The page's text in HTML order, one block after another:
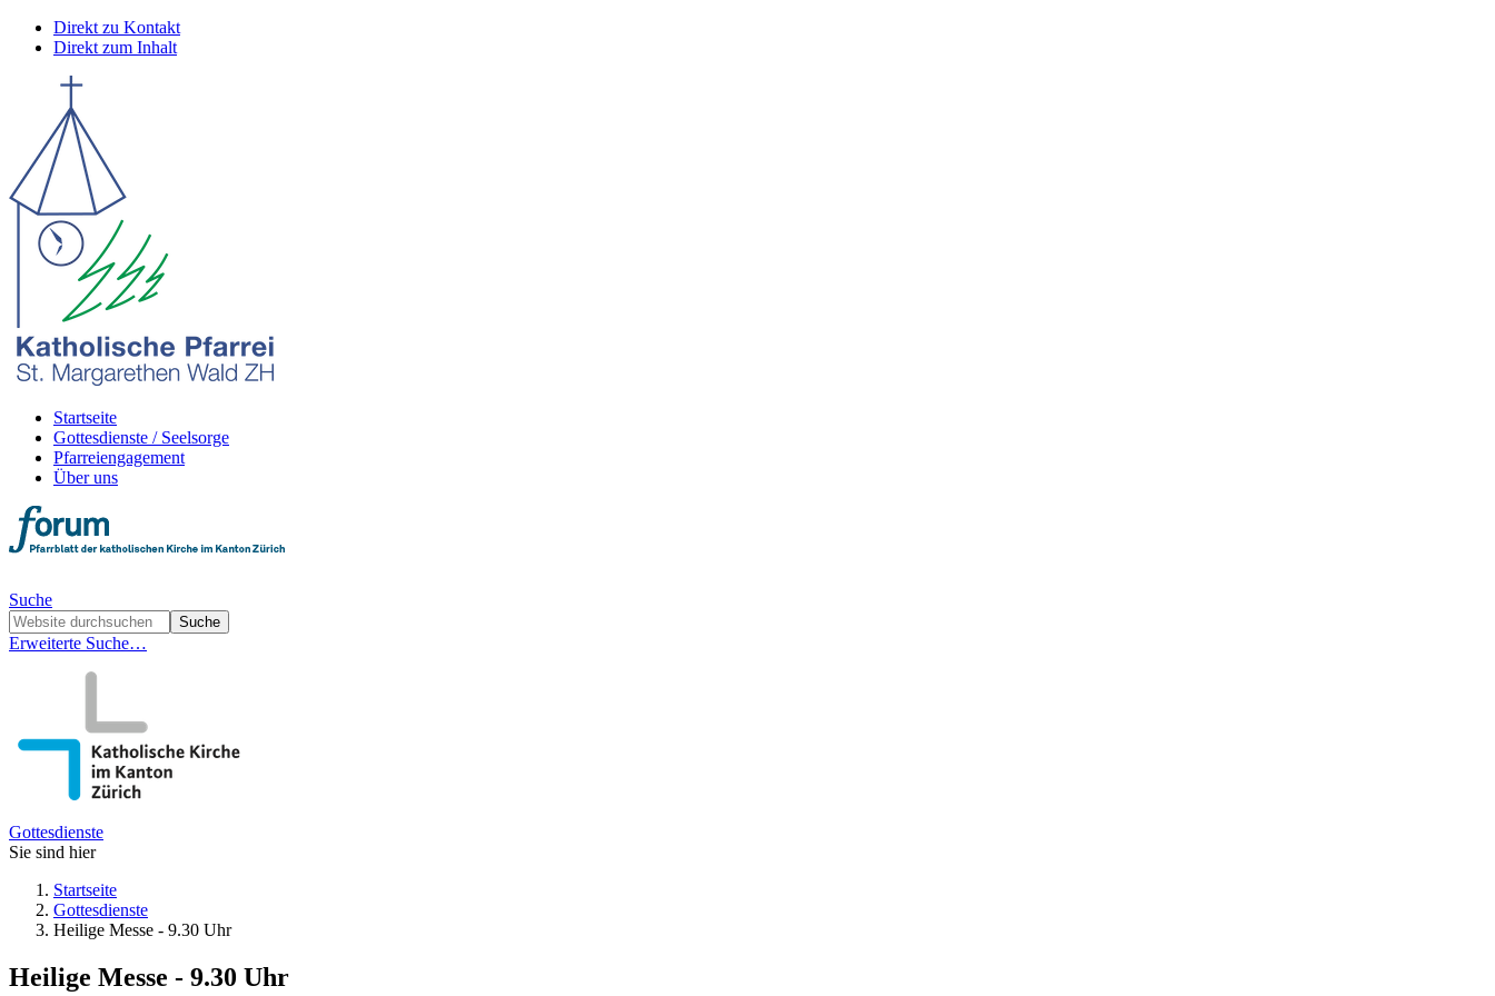
Direkt zu Kontakt
Direkt zum Inhalt
Startseite
Gottesdienste / Seelsorge
Pfarreiengagement
Über uns
Suche
Erweiterte Suche…
Gottesdienste
Sie sind hier
Startseite
Gottesdienste
Heilige Messe - 9.30 Uhr
Heilige Messe - 9.30 Uhr